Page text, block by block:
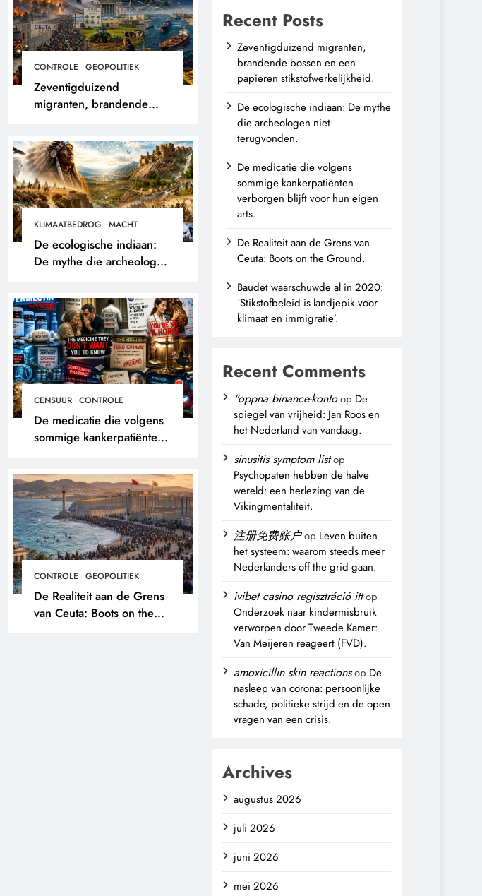
CONTROLE GEOPOLITIEK
Zeventigduizend
migranten, brandende
stikstofwerkelijkheid.
KLIMAATBEDROG MACHT
De ecologische indiaan:
De mythe die archeologen
CENSUUR CONTROLE
De medicatie die volgens
sommige kankerpatiënten
eigen arts.
CONTROLE GEOPOLITIEK
De Realiteit aan de Grens
van Ceuta: Boots on the
Recent Posts
Zeventigduizend migranten,
brandende bossen en een
papieren stikstofwerkelijkheid.
De ecologische indiaan: De mythe
die archeologen niet
terugvonden.
De medicatie die volgens
sommige kankerpatiënten
verborgen blijft voor hun eigen
arts.
De Realiteit aan de Grens van
Ceuta: Boots on the Ground.
Baudet waarschuwde al in 2020:
‘Stikstofbeleid is landjepik voor
klimaat en immigratie’.
Recent Comments
"oppna binance-kontoop De
spiegel van vrijheid: Jan Roos en
het Nederland van vandaag.
sinusitis symptom listop
Psychopaten hebben de halve
wereld: een herlezing van de
Vikingmentaliteit.
注册免费账户op Leven buiten
het systeem: waarom steeds meer
Nederlanders off the grid gaan.
ivibet casino regisztráció ittop
Onderzoek naar kindermisbruik
verworpen door Tweede Kamer:
Van Meijeren reageert (FVD).
amoxicillin skin reactionsop De
nasleep van corona: persoonlijke
schade, politieke strijd en de open
vragen van een crisis.
Archives
augustus 2026
juli 2026
juni 2026
mei 2026